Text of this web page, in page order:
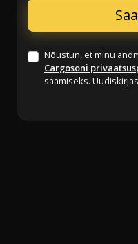
Nõustun, et minu
Cargosoni
saamiseks.